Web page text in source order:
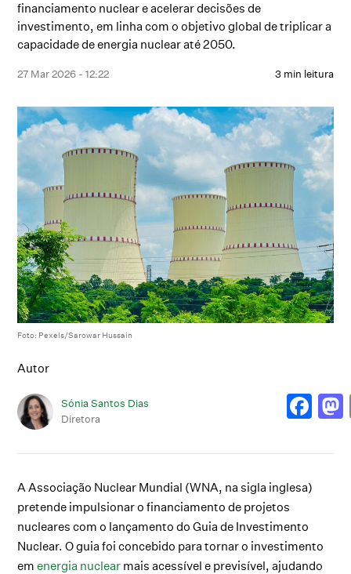
financiamento nuclear e acelerar decisões de
investimento, em linha com o objetivo global de triplicar a
capacidade de energia nuclear até 2050.
27 Mar 2026 - 12:22 3 min leitura
Foto: Pexels/Sarowar Hussain
Autor
Sónia Santos Dias
Diretora
A Associação Nuclear Mundial (WNA, na sigla inglesa)
pretende impulsionar o financiamento de projetos
nucleares com o lançamento do Guia de Investimento
Nuclear. O guia foi concebido para tornar o investimento
emenergia nuclear mais acessível e previsível, ajudando